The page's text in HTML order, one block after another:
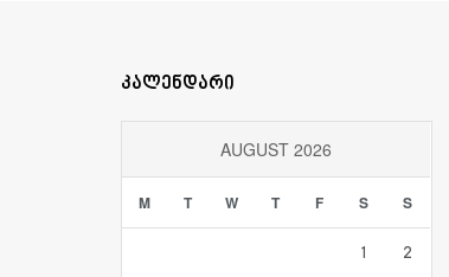
კალენდარი
AUGUST 2026
M T W T F S S
1 2